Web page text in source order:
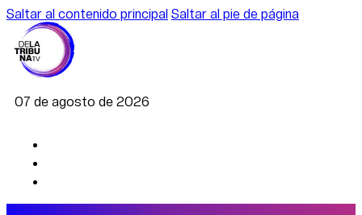
Saltar al contenido principal Saltar al pie de página
07 de agosto de 2026